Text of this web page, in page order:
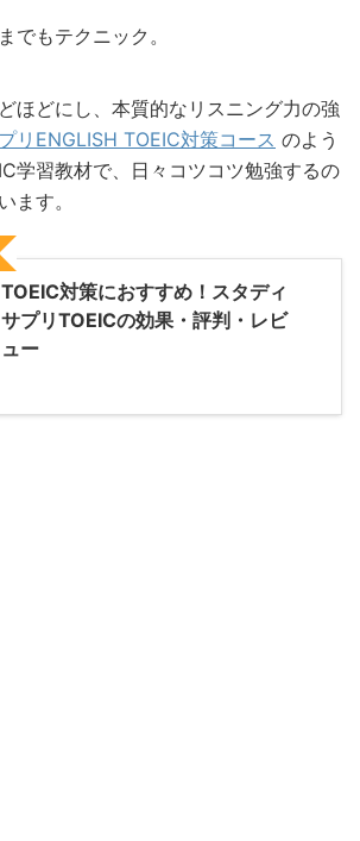
でもテクニック。
ほどにし、本質的なリスニング力の強
リENGLISH TOEIC対策コース のよう
学習教材で、日々コツコツ勉強するの
ます。
TOEIC対策におすすめ！スタディ
サプリTOEICの効果・評判・レビ
ュー